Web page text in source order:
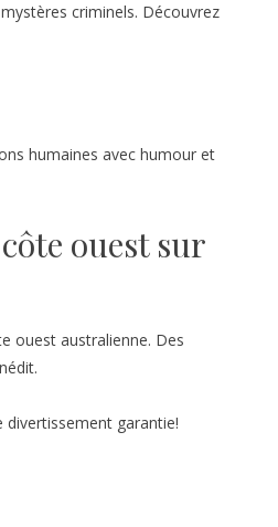
criminels. Découvrez
humaines avec humour et
ouest sur
ouest australienne. Des
garantie!